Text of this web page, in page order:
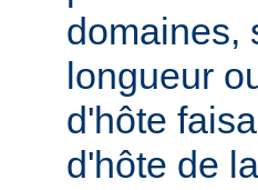
domaines,
longueur
d'hôte
d'hôte de